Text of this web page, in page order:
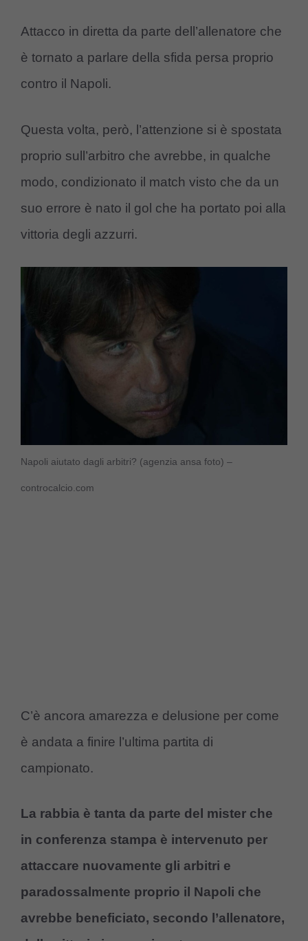
Attacco in diretta da parte dell’allenatore che
è tornato a parlare della sfida persa proprio
contro il Napoli.
Questa volta, però, l’attenzione si è spostata
proprio sull’arbitro che avrebbe, in qualche
modo, condizionato il match visto che da un
suo errore è nato il gol che ha portato poi alla
vittoria degli azzurri.
Napoli aiutato dagli arbitri? (agenzia ansa foto) –
controcalcio.com
C’è ancora amarezza e delusione per come
è andata a finire l’ultima partita di
campionato.
La rabbia è tanta da parte del mister che
in conferenza stampa è intervenuto per
attaccare nuovamente gli arbitri e
paradossalmente proprio il Napoli che
avrebbe beneficiato, secondo l’allenatore,